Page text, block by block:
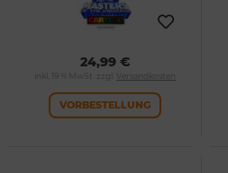
24,99 €
inkl. 19 % MwSt. zzgl. Versandkosten
VORBESTELLUNG